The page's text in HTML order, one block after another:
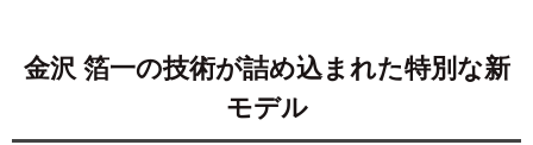
金沢 箔一の技術が詰め込まれた特別な新
モデル